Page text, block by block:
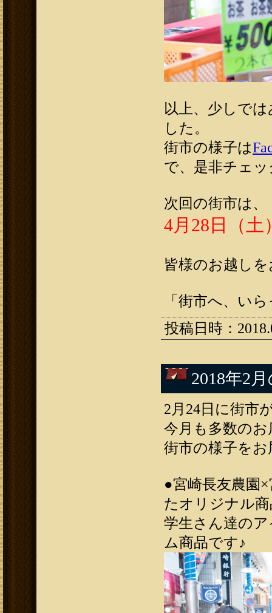
以上、少しで
した。
街市の様子は
で、是非チェ
次回の街市は、
4月28日（土
皆様のお越し
「街市へ、い
投稿日時：
2018年2
2月24日に街市
今月も多数の
街市の様子を
●宮崎長友農園
たオリジナル
学生さん達の
ム商品です♪